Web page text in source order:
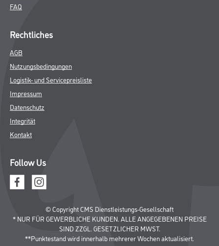
FAQ
Rechtliches
AGB
Nutzungsbedingungen
Logistik- und Servicepreisliste
Impressum
Datenschutz
Integrität
Kontakt
Follow Us
© Copyright CMS Dienstleistungs-Gesellschaft
* NUR FÜR GEWERBLICHE KUNDEN. ALLE ANGEGEBENEN PREISE
SIND ZZGL. GESETZLICHER MWST.
**Punktestand wird innerhalb mehrerer Wochen aktualisiert.